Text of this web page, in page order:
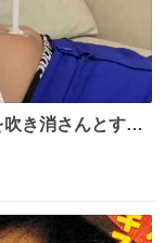
き消さんとする
裂け状態でのト
番楽